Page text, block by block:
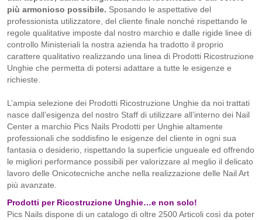
più armonioso possibile. Sposando le aspettative del
professionista utilizzatore, del cliente finale nonché rispettando le
regole qualitative imposte dal nostro marchio e dalle rigide linee di
controllo Ministeriali la nostra azienda ha tradotto il proprio
carattere qualitativo realizzando una linea di Prodotti Ricostruzione
Unghie che permetta di potersi adattare a tutte le esigenze e
richieste.
L’ampia selezione dei Prodotti Ricostruzione Unghie da noi trattati
nasce dall’esigenza del nostro Staff di utilizzare all’interno dei Nail
Center a marchio Pics Nails Prodotti per Unghie altamente
professionali che soddisfino le esigenze del cliente in ogni sua
fantasia o desiderio, rispettando la superficie ungueale ed offrendo
le migliori performance possibili per valorizzare al meglio il delicato
lavoro delle Onicotecniche anche nella realizzazione delle Nail Art
più avanzate.
Prodotti per Ricostruzione Unghie…e non solo!
Pics Nails dispone di un catalogo di oltre 2500 Articoli così da poter